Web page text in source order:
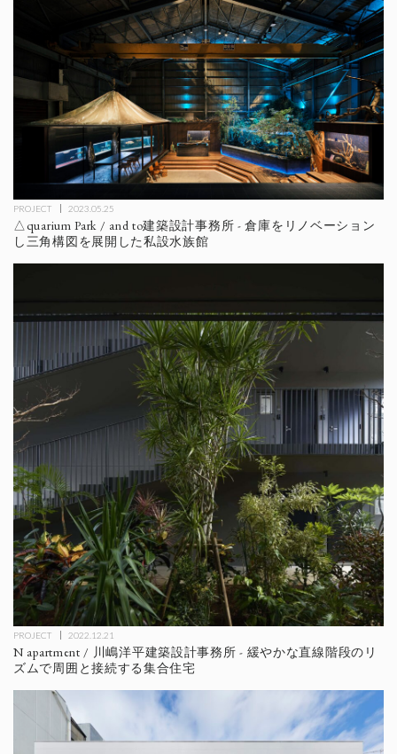
PROJECT 2023.05.25
△quarium Park / and to建築設計事務所 - 倉庫をリノベーション
し三角構図を展開した私設水族館
PROJECT 2022.12.21
N apartment / 川嶋洋平建築設計事務所 - 緩やかな直線階段のリ
ズムで周囲と接続する集合住宅